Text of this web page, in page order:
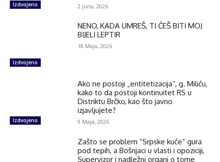
Izdvojeno 2 Juna, 2026
Izdvojeno
NENO, KADA UMREŠ, TI ĆEŠ BITI MOJ
BIJELI LEPTIR
18 Maja, 2026
Izdvojeno
Ako ne postoji „entitetizacija“, g. Miliću,
kako to da postoji kontinuitet RS u
Distriktu Brčko, kao što javno
izjavljujete?
9 Maja, 2026
Zašto se problem “Srpske kuće” gura
pod tepih, a Bošnjaci u vlasti i opoziciji,
Supervizor i nadležni organi o tome